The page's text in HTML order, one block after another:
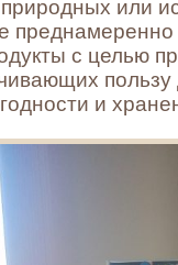
или
с целью
пользу
и